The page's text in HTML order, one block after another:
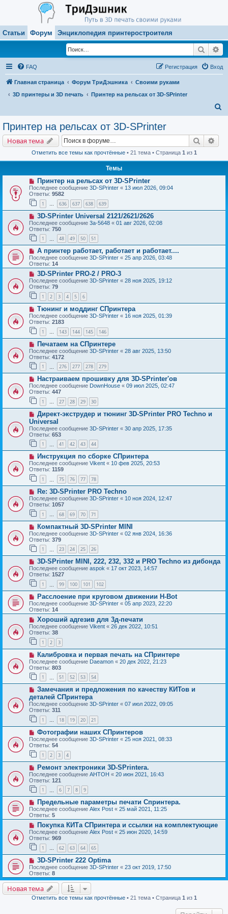
Статьи Форум Энциклопедия принтеростроителя
Поиск
FAQ Вход
Регистрация
Главная страница Форум ТриДэшника
Своими руками
3D принтеры и 3D печать
Принтер на рельсах от 3D-SPrinter
Принтер на рельсах от 3D-SPrinter
Новая тема Поиск
Отметить все темы как прочтённые• 21 тема • Страница 1 из 1
Темы
Принтер на рельсах от 3D-SPrinter
Последнее сообщение 3D-SPrinter « 13 июл 2026, 09:04
Ответы: 9582
1 … 636 637 638 639
3D-SPrinter Universal 2121/2621/2626
Последнее сообщение 3a-5648 « 01 авг 2026, 02:08
Ответы: 750
1 48 49 50 51
А принтер работает, работает и работает....
Последнее сообщение 3D-SPrinter « 25 апр 2026, 03:48
Ответы: 14
3D-SPrinter PRO-2 / PRO-3
Последнее сообщение 3D-SPrinter « 28 ноя 2025, 19:12
Ответы: 79
1 2 3 4 5 6
Тюнинг и моддинг СПринтера
Последнее сообщение 3D-SPrinter « 16 ноя 2025, 01:39
Ответы: 2183
1 … 143 144 145 146
Печатаем на СПринтере
Последнее сообщение 3D-SPrinter « 28 авг 2025, 13:50
Ответы: 4172
1 276 277 278 279
Настраиваем прошивку для 3D-SPrinter'ов
Последнее сообщение DownHouse « 09 июл 2025, 02:47
Ответы: 447
1 … 27 28 29 30
Директ-экструдер и тюнинг 3D-SPrinter PRO Techno и
Universal
Последнее сообщение 3D-SPrinter « 30 апр 2025, 17:35
Ответы: 653
1 41 42 43 44
Инструкция по сборке СПринтера
Последнее сообщение Vikent « 10 фев 2025, 20:53
Ответы: 1159
1 75 76 77 78
Re: 3D-SPrinter PRO Techno
Последнее сообщение 3D-SPrinter « 10 ноя 2024, 12:47
Ответы: 1057
1 … 68 69 70 71
Компактный 3D-SPrinter MINI
Последнее сообщение 3D-SPrinter « 02 янв 2024, 16:36
Ответы: 379
1 23 24 25 26
3D-SPrinter MINI, 222, 232, 332 и PRO Techno из дибонда
Последнее сообщение aspok « 17 окт 2023, 14:57
Ответы: 1527
1 99 100 101 102
Расслоение при круговом движении H-Bot
Последнее сообщение 3D-SPrinter « 05 апр 2023, 22:20
Ответы: 14
Хороший адгезив для 3д-печати
Последнее сообщение Vikent « 26 дек 2022, 10:51
Ответы: 38
1 2 3
Калибровка и первая печать на СПринтере
Последнее сообщение Daeamon « 20 дек 2022, 21:23
Ответы: 803
1 51 52 53 54
Замечания и предложения по качеству КИТов и
деталей СПринтера
Последнее сообщение 3D-SPrinter « 07 июл 2022, 09:05
Ответы: 311
1 … 18 19 20 21
Фотографии наших СПринтеров
Последнее сообщение 3D-SPrinter « 25 ноя 2021, 08:33
Ответы: 54
1 2 3 4
Ремонт электроники 3D-SPrintera.
Последнее сообщение AHTOH « 20 июн 2021, 16:43
Ответы: 121
1 6 7 8 9
Предельные параметры печати Спринтера.
Последнее сообщение Alex Post « 25 май 2021, 11:25
Ответы: 5
Покупка КИТа СПринтера и ссылки на комплектующие
Последнее сообщение Alex Post « 25 июн 2020, 14:59
Ответы: 969
1 … 62 63 64 65
3D-SPrinter 222 Optima
Последнее сообщение 3D-SPrinter « 23 окт 2019, 17:50
Ответы: 8
Новая тема
Отметить все темы как прочтённые• 21 тема • Страница 1 из 1